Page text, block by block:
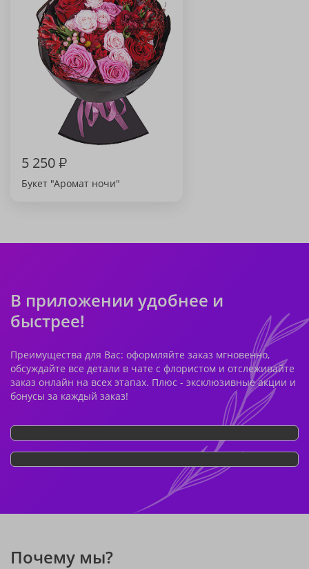
5 250₽
Букет "Аромат ночи"
В приложении удобнее и
быстрее!
Преимущества для Вас: оформляйте заказ мгновенно,
обсуждайте все детали в чате с флористом и отслеживайте
заказ онлайн на всех этапах. Плюс - эксклюзивные акции и
бонусы за каждый заказ!
Почему мы?